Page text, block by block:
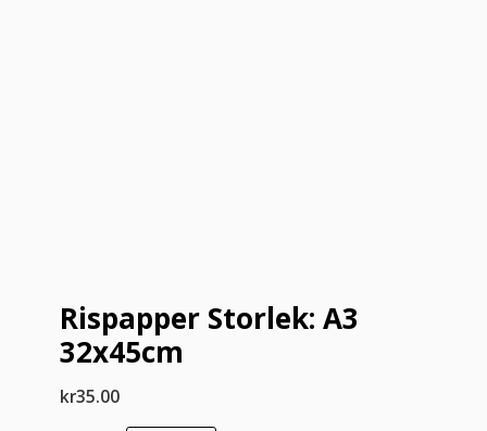
Rispapper Storlek: A3
32x45cm
kr35.00